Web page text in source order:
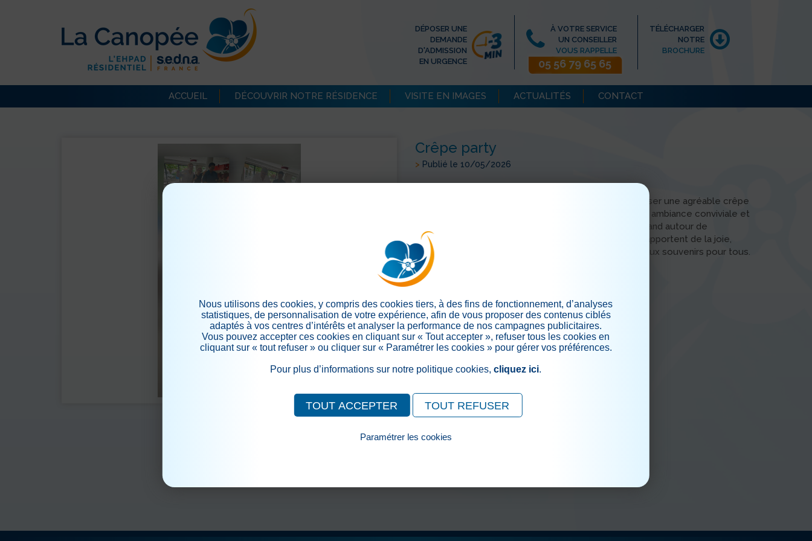
DÉPOSER UNE
DEMANDE
D'ADMISSION
EN URGENCE
À VOTRE SERVICE
UN CONSEILLER
VOUS RAPPELLE
05 56 79 65 65
TÉLÉCHARGER
NOTRE
BROCHURE
ACCUEIL DÉCOUVRIR NOTRE RÉSIDENCE VISITE EN IMAGES ACTUALITÉS CONTACT
Crêpe party
> Publié le 10/05/2026
Le week-end est l’occasion pour le personnel d’organiser une agréable crêpe
party pour le plus grand plaisir des résidents. Dans une ambiance conviviale et
chaleureuse, chacun peut partager un moment gourmand autour de
délicieuses crêpes sucrées. Ces instants de partage apportent de la joie,
favorisent les échanges et contribuent à créer de beaux souvenirs pour tous.
> Retour aux actualités
Partager sur les réseaux sociaux
Nous utilisons des cookies, y compris des cookies tiers, à des fins de fonctionnement, d’analyses
statistiques, de personnalisation de votre expérience, afin de vous proposer des contenus ciblés
adaptés à vos centres d’intérêts et analyser la performance de nos campagnes publicitaires.
Vous pouvez accepter ces cookies en cliquant sur « Tout accepter », refuser tous les cookies en
cliquant sur « tout refuser » ou cliquer sur « Paramétrer les cookies » pour gérer vos préférences.
Pour plus d’informations sur notre politique cookies,cliquez ici.
TOUT ACCEPTER TOUT REFUSER
Paramétrer les cookies